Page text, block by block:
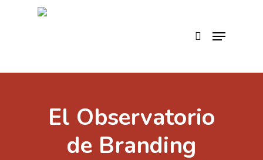
Menu
El Observatorio
de Branding